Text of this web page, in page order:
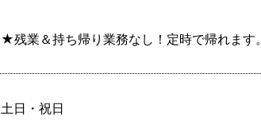
★残業＆持ち帰り業務なし！定時で帰れます。
土日・祝日